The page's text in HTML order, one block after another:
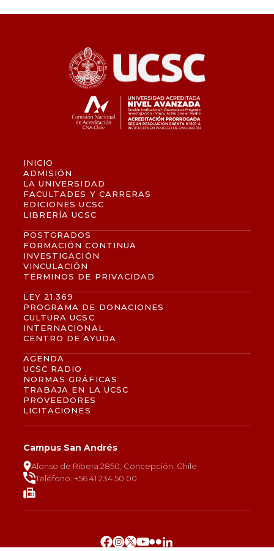
INICIO
ADMISIÓN
LA UNIVERSIDAD
FACULTADES Y CARRERAS
EDICIONES UCSC
LIBRERÍA UCSC
POSTGRADOS
FORMACIÓN CONTINUA
INVESTIGACIÓN
VINCULACIÓN
TÉRMINOS DE PRIVACIDAD
LEY 21.369
PROGRAMA DE DONACIONES
CULTURA UCSC
INTERNACIONAL
CENTRO DE AYUDA
AGENDA
UCSC RADIO
NORMAS GRÁFICAS
TRABAJA EN LA UCSC
PROVEEDORES
LICITACIONES
Campus San Andrés
Alonso de Ribera 2850, Concepción, Chile
Teléfono: +56 41 234 50 00